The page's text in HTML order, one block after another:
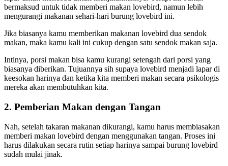
bermaksud untuk tidak memberi makan lovebird, namun lebih
mengurangi makanan sehari-hari burung lovebird ini.
Jika biasanya kamu memberikan makanan lovebird dua sendok
makan, maka kamu kali ini cukup dengan satu sendok makan saja.
Intinya, porsi makan bisa kamu kurangi setengah dari porsi yang
biasanya diberikan. Tujuannya sih supaya lovebird menjadi lapar di
keesokan harinya dan ketika kita memberi makan secara psikologis
mereka akan membutuhkan kita.
2. Pemberian Makan dengan Tangan
Nah, setelah takaran makanan dikurangi, kamu harus membiasakan
memberi makan lovebird dengan menggunakan tangan. Proses ini
harus dilakukan secara rutin setiap harinya sampai burung lovebird
sudah mulai jinak.